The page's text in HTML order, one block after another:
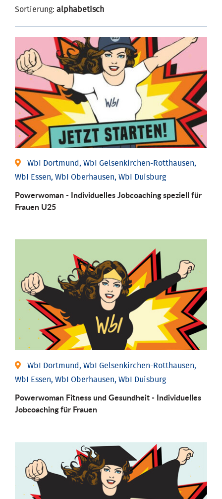
Sortierung: alphabetisch
WbI Dortmund, WbI Gelsenkirchen-Rotthausen,
WbI Essen, WbI Oberhausen, WbI Duisburg
Powerwoman - Individuelles Jobcoaching speziell für
Frauen U25
WbI Dortmund, WbI Gelsenkirchen-Rotthausen,
WbI Essen, WbI Oberhausen, WbI Duisburg
Powerwoman Fitness und Gesund­heit - Individu­elles
Job­coaching für Frauen